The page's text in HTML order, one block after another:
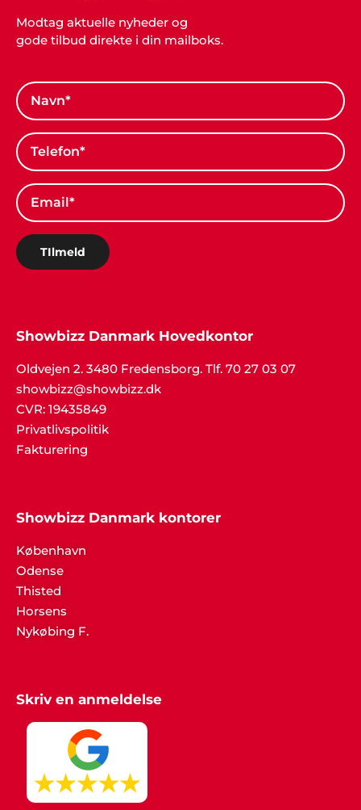
inspiration når man ikke er helt sikker på, hvad det
er man leder efter. Stor tak for hjælpen, det blev en
Tonny & Line, Viborg
"Vi traf den rigtige beslutning, da vi kontaktede jer
og fik ideer til vores fest. Musik og underholdning
var bare helt perfekt og lige som vi ønskede os det
skulle blive".
Modtag aktuelle nyheder og
gode tilbud direkte i din mailboks.
TIlmeld
Showbizz Danmark Hovedkontor
Oldvejen 2. 3480 Fredensborg. Tlf. 70 27 03 07
showbizz@showbizz.dk
CVR: 19435849
Privatlivspolitik
Fakturering
Showbizz Danmark kontorer
København
Odense
Thisted
Horsens
Nykøbing F.
Skriv en anmeldelse